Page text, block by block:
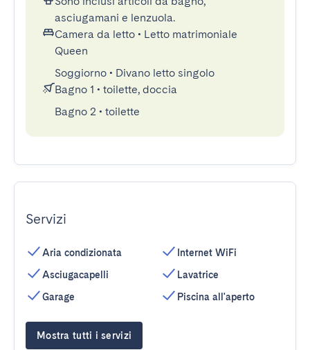
asciugamani e lenzuola.
Camera da letto • Letto matrimoniale
Queen
Soggiorno • Divano letto singolo
Bagno 1 • toilette, doccia
Bagno 2 • toilette
Servizi
Aria condizionata
Asciugacapelli
Garage
Internet WiFi
Lavatrice
Piscina all'aperto
Mostra tutti i servizi